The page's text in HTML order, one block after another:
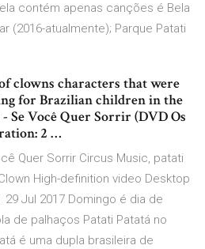
contém apenas canções é Bela
(2016-atualmente); Parque Patati
clowns characters that were
for Brazilian children in the
Se Você Quer Sorrir (DVD Os
2 …
Quer Sorrir Circus Music, patati
High-definition video Desktop
Jul 2017 Domingo é dia de
de palhaços Patati Patatá no
é uma dupla brasileira de